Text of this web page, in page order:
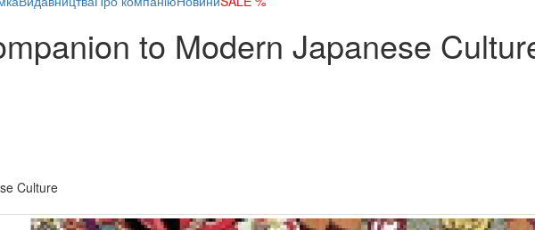
to Modern Japanese
Culture